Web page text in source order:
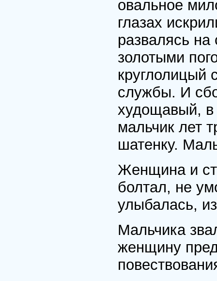
овальное
глазах
развалясь на
золотыми
круглолицый
службы. И
худощавый, в
мальчик лет
шатенку.
Женщина и
болтал, не
улыбалась,
Мальчика
женщину